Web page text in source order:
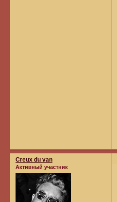
Creux du van
Активный участник